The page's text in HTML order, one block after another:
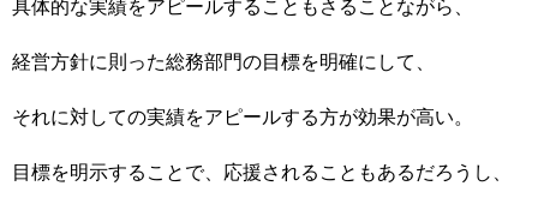
具体的な実績をアピールすることもさることながら、
経営方針に則った総務部門の目標を明確にして、
それに対しての実績をアピールする方が効果が高い。
目標を明示することで、応援されることもあるだろうし、